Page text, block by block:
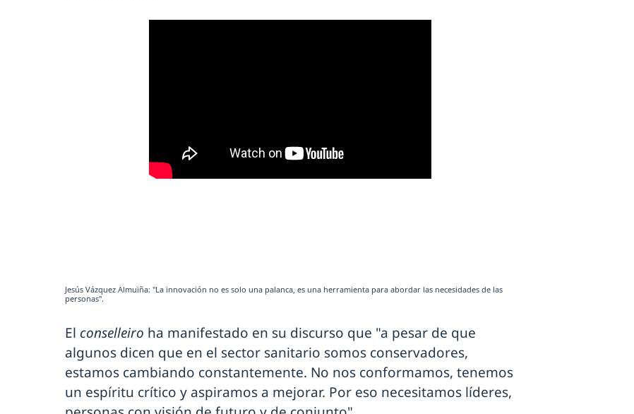
Jesús Vázquez Almuiña: "La innovación no es solo una palanca, es una herramienta para abordar las necesidades de las
personas".
El conselleiro ha manifestado en su discurso que "a pesar de que
algunos dicen que en el sector sanitario somos conservadores,
estamos cambiando constantemente. No nos conformamos, tenemos
un espíritu crítico y aspiramos a mejorar. Por eso necesitamos líderes,